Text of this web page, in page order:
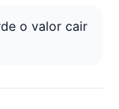
o valor cair